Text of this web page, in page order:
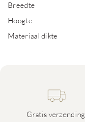
Breedte
Hoogte
Materiaal dikte
Gratis verzending